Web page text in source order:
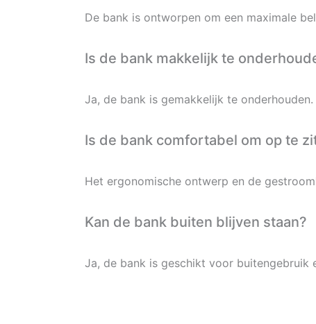
De bank is ontworpen om een maximale
Is de bank makkelijk te
Ja, de bank is gemakkelijk te
Is de bank comfortabel om op te
Het ergonomische ontwerp en de
Kan de bank buiten blijven staan?
Ja, de bank is geschikt voor buitengebruik